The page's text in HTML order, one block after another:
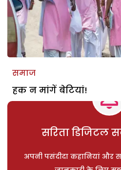
समाज
हक न मांगें बेटियां!
सरिता डिजिटल
अपनी पसंदीदा कहानियां और